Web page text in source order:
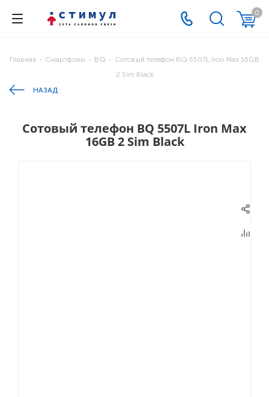
0
Главная - Смартфоны - BQ - Сотовый телефон BQ 5507L Iron Max 16GB
2 Sim Black
НАЗАД
Сотовый телефон BQ 5507L Iron Max
16GB 2 Sim Black